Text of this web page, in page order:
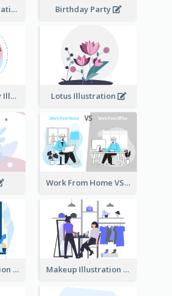
Spicy Food Illustration Birthday Party
Outreach activity Illustration Lotus Illustration
Work From Home VS Work From Office
Cat Cafe Illustration Makeup Illustration